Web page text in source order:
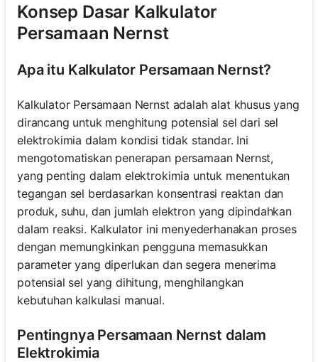
Konsep Dasar Kalkulator
Persamaan Nernst
Apa itu Kalkulator Persamaan Nernst?
Kalkulator Persamaan Nernst adalah alat khusus yang
dirancang untuk menghitung potensial sel dari sel
elektrokimia dalam kondisi tidak standar. Ini
mengotomatiskan penerapan persamaan Nernst,
yang penting dalam elektrokimia untuk menentukan
tegangan sel berdasarkan konsentrasi reaktan dan
produk, suhu, dan jumlah elektron yang dipindahkan
dalam reaksi. Kalkulator ini menyederhanakan proses
dengan memungkinkan pengguna memasukkan
parameter yang diperlukan dan segera menerima
potensial sel yang dihitung, menghilangkan
kebutuhan kalkulasi manual.
Pentingnya Persamaan Nernst dalam
Elektrokimia